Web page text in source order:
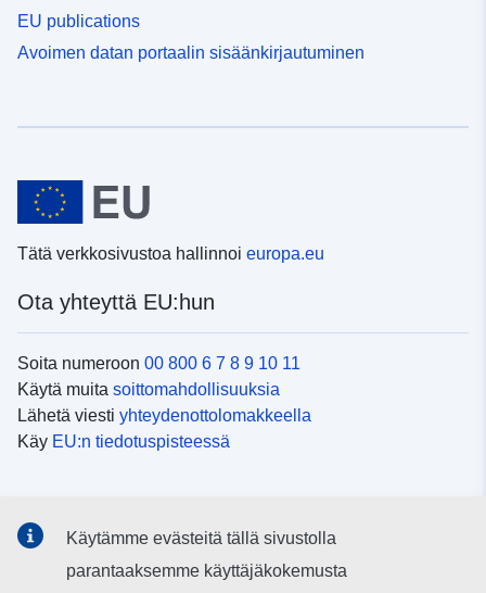
EU publications
Avoimen datan portaalin sisäänkirjautuminen
Tätä verkkosivustoa hallinnoi europa.eu
Ota yhteyttä EU:hun
Soita numeroon 00 800 6 7 8 9 10 11
Käytä muita soittomahdollisuuksia
Lähetä viesti yhteydenottolomakkeella
Käy EU:n tiedotuspisteessä
sosiaalisessa mediassa
Käytämme evästeitä tällä sivustolla
parantaaksemme käyttäjäkokemusta